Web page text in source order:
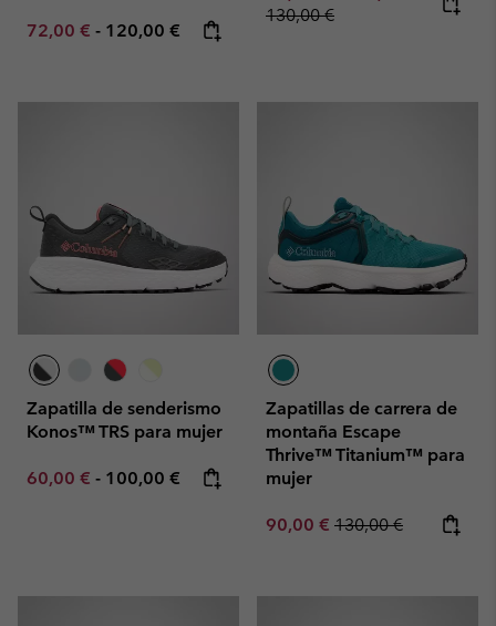
Minimum sale price:
72,00 € - Maximum price:
120,00 €
130,00 €
Zapatilla de senderismo
Konos™ TRS para mujer
Minimum sale price:
60,00 € - Maximum price:
100,00 €
Zapatillas de carrera de
montaña Escape
Thrive™ Titanium™ para
mujer
Sale price:
90,00 € Regular price:
130,00 €